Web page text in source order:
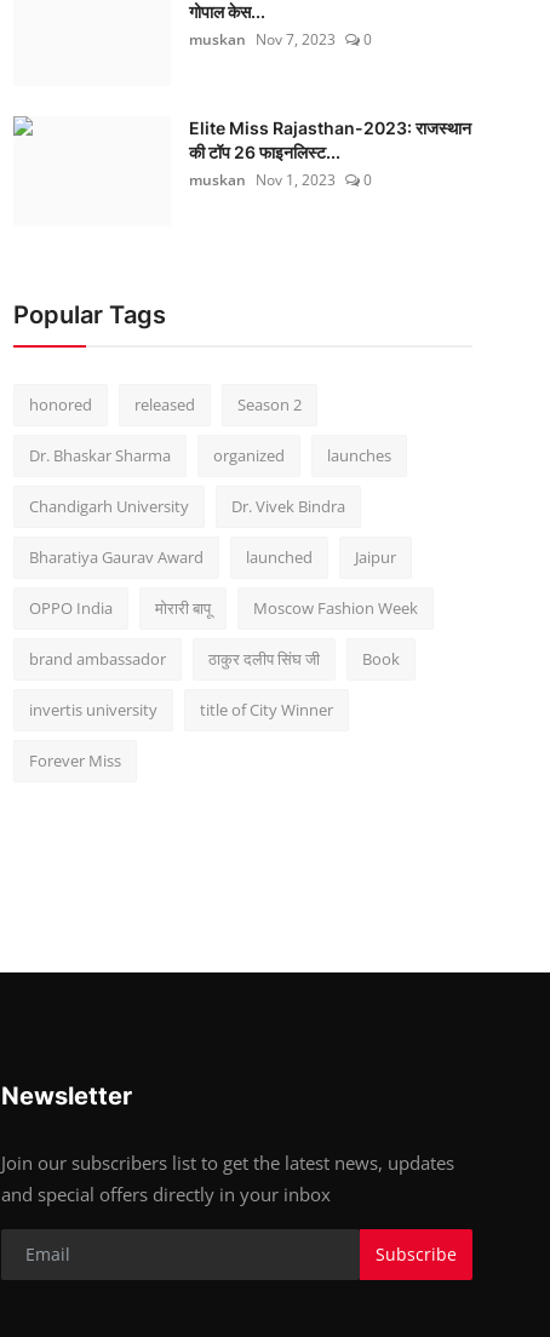
गोपाल केस...
muskan Nov 7, 2023 0
Elite Miss Rajasthan-2023: राजस्थान
की टॉप 26 फाइनलिस्ट...
muskan Nov 1, 2023 0
Popular Tags
honored released Season 2
Dr. Bhaskar Sharma organized launches
Chandigarh University Dr. Vivek Bindra
Bharatiya Gaurav Award launched Jaipur
OPPO India मोरारी बापू Moscow Fashion Week
brand ambassador ठाकुर दलीप सिंघ जी Book
invertis university title of City Winner
Forever Miss
Newsletter
Join our subscribers list to get the latest news, updates
and special offers directly in your inbox
Subscribe